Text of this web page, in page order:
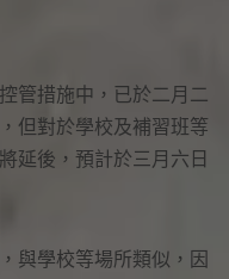
管措施中，已於二月二
但對於學校及補習班等
延後，預計於三月六日
與學校等場所類似，因